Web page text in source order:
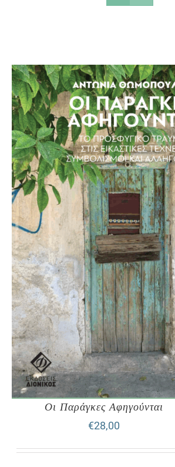
Οι Παράγκες Αφηγούνται
€28,00